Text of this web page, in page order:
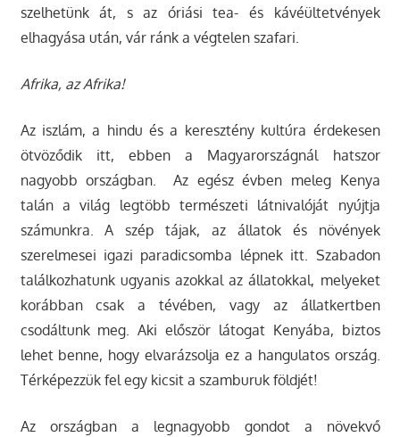
szelhetünk át, s az óriási tea- és kávéültetvények
elhagyása után, vár ránk a végtelen szafari.
Afrika, az Afrika!
Az iszlám, a hindu és a keresztény kultúra érdekesen
ötvöződik itt, ebben a Magyarországnál hatszor
nagyobb országban. Az egész évben meleg Kenya
talán a világ legtöbb természeti látnivalóját nyújtja
számunkra. A szép tájak, az állatok és növények
szerelmesei igazi paradicsomba lépnek itt. Szabadon
találkozhatunk ugyanis azokkal az állatokkal, melyeket
korábban csak a tévében, vagy az állatkertben
csodáltunk meg. Aki először látogat Kenyába, biztos
lehet benne, hogy elvarázsolja ez a hangulatos ország.
Térképezzük fel egy kicsit a szamburuk földjét!
Az országban a legnagyobb gondot a növekvő